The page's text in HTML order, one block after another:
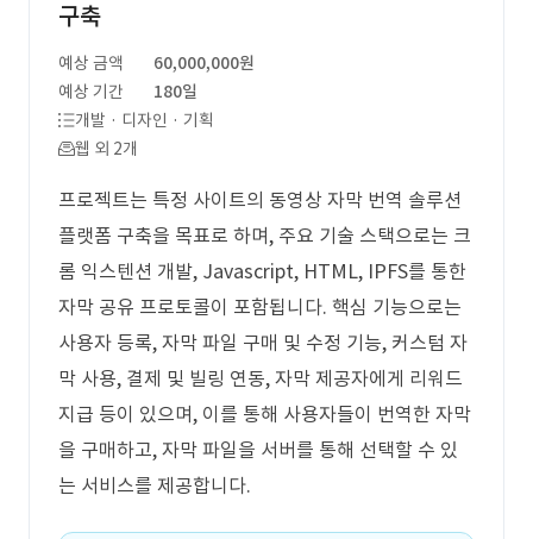
구축
예상 금액
60,000,000원
예상 기간
180일
개발 · 디자인 · 기획
웹 외 2개
프로젝트는 특정 사이트의 동영상 자막 번역 솔루션
플랫폼 구축을 목표로 하며, 주요 기술 스택으로는 크
롬 익스텐션 개발, Javascript, HTML, IPFS를 통한
자막 공유 프로토콜이 포함됩니다. 핵심 기능으로는
사용자 등록, 자막 파일 구매 및 수정 기능, 커스텀 자
막 사용, 결제 및 빌링 연동, 자막 제공자에게 리워드
지급 등이 있으며, 이를 통해 사용자들이 번역한 자막
을 구매하고, 자막 파일을 서버를 통해 선택할 수 있
는 서비스를 제공합니다.